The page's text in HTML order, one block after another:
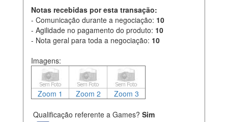
Notas recebidas por esta transação:
- Comunicação durante a negociação: 10
- Agilidade no pagamento do produto: 10
- Nota geral para toda a negociação: 10
Imagens:
Zoom 1 Zoom 2 Zoom 3
Qualificação referente a Games? Sim